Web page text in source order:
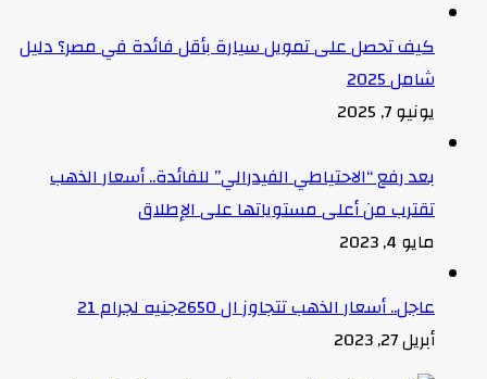
كيف تحصل على تمويل سيارة بأقل فائدة في مصر؟ دليل
شامل 2025
يونيو 7, 2025
بعد رفع “الاحتياطي الفيدرالي” للفائدة.. أسعار الذهب
تقترب من أعلى مستوياتها على الإطلاق
مايو 4, 2023
عاجل.. أسعار الذهب تتجاوز ال 2650جنيه لجرام 21
أبريل 27, 2023